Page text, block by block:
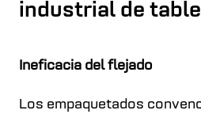
industrial de
Ineficacia del flejado
Los empaquetados